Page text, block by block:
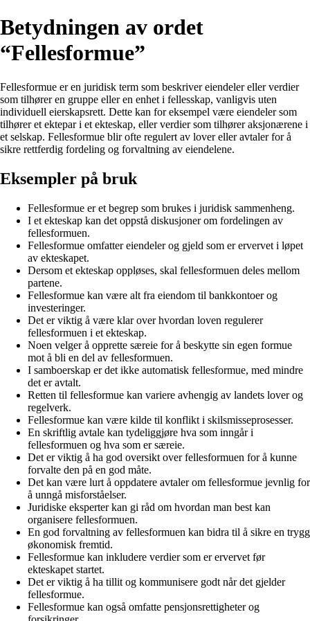
Betydningen av ordet
“Fellesformue”
Fellesformue er en juridisk term som beskriver eiendeler eller verdier
som tilhører en gruppe eller en enhet i fellesskap, vanligvis uten
individuell eierskapsrett. Dette kan for eksempel være eiendeler som
tilhører et ektepar i et ekteskap, eller verdier som tilhører aksjonærene i
et selskap. Fellesformue blir ofte regulert av lover eller avtaler for å
sikre rettferdig fordeling og forvaltning av eiendelene.
Eksempler på bruk
Fellesformue er et begrep som brukes i juridisk sammenheng.
I et ekteskap kan det oppstå diskusjoner om fordelingen av
fellesformuen.
Fellesformue omfatter eiendeler og gjeld som er ervervet i løpet
av ekteskapet.
Dersom et ekteskap oppløses, skal fellesformuen deles mellom
partene.
Fellesformue kan være alt fra eiendom til bankkontoer og
investeringer.
Det er viktig å være klar over hvordan loven regulerer
fellesformuen i et ekteskap.
Noen velger å opprette særeie for å beskytte sin egen formue
mot å bli en del av fellesformuen.
I samboerskap er det ikke automatisk fellesformue, med mindre
det er avtalt.
Retten til fellesformue kan variere avhengig av landets lover og
regelverk.
Fellesformue kan være kilde til konflikt i skilsmisseprosesser.
En skriftlig avtale kan tydeliggjøre hva som inngår i
fellesformuen og hva som er særeie.
Det er viktig å ha god oversikt over fellesformuen for å kunne
forvalte den på en god måte.
Det kan være lurt å oppdatere avtaler om fellesformue jevnlig for
å unngå misforståelser.
Juridiske eksperter kan gi råd om hvordan man best kan
organisere fellesformuen.
En god forvaltning av fellesformuen kan bidra til å sikre en trygg
økonomisk fremtid.
Fellesformue kan inkludere verdier som er ervervet før
ekteskapet startet.
Det er viktig å ha tillit og kommunisere godt når det gjelder
fellesformue.
Fellesformue kan også omfatte pensjonsrettigheter og